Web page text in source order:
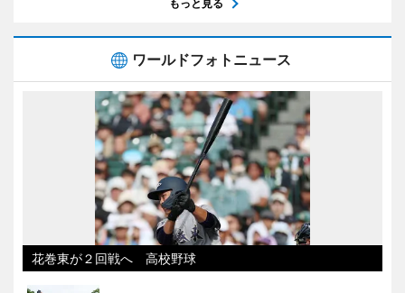
もっと見る
ワールドフォトニュース
花巻東が２回戦へ 高校野球